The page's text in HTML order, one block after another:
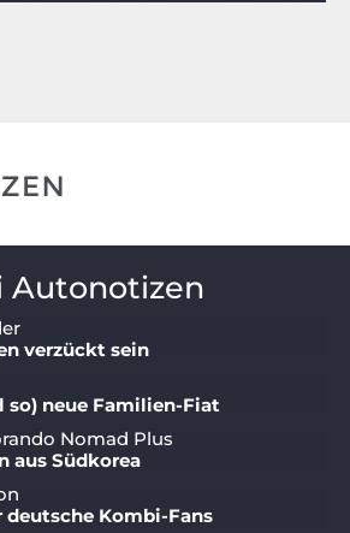
Autonotizen
verzückt sein
so) neue Familien-Fiat
Nomad Plus
aus Südkorea
deutsche Kombi-Fans